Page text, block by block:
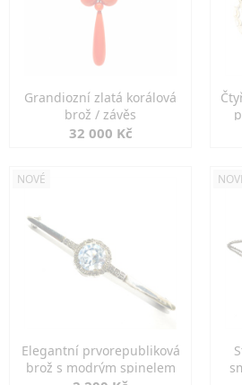
Grandiozní zlatá korálová
brož / závěs
32 000 Kč
NOVÉ
Elegantní prvorepubliková
brož s modrým spinelem